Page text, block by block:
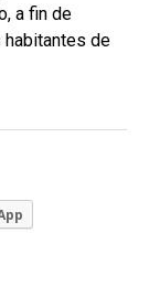
a fin de
habitantes de